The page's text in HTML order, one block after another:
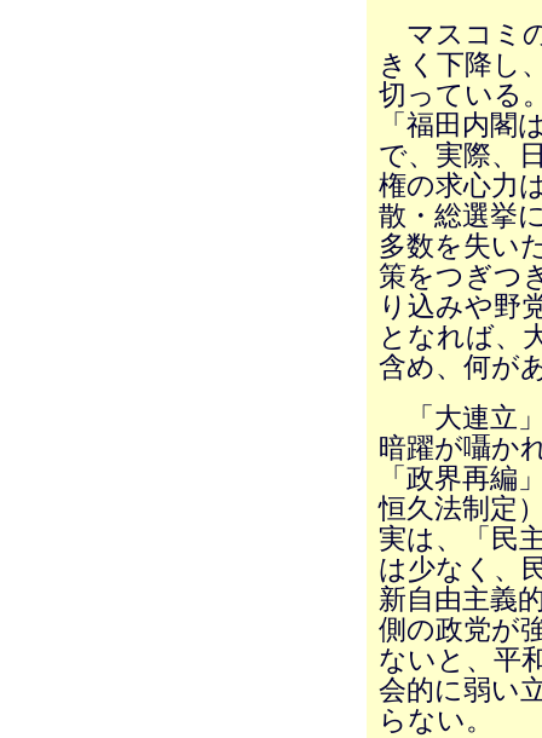
マスコミ
きく下降し
切っている
「福田内閣
で、実際、
権の求心力
散・総選挙
多数を失い
策をつぎつ
り込みや野
となれば、
含め、何が
「大連立
暗躍が囁か
「政界再編
恒久法制定
実は、「民
は少なく、
新自由主義
側の政党が
ないと、平
会的に弱い
らない。